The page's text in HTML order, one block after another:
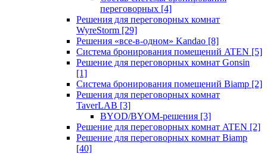
переговорных [4]
Решения для переговорных комнат
WyreStorm [29]
Решения «все-в-одном» Kandao [8]
Система бронирования помещений ATEN [5]
Решение для переговорных комнат Gonsin
[1]
Система бронирования помещений Biamp [2]
Решения для переговорных комнат
TaverLAB [3]
BYOD/BYOM-решения [3]
Решение для переговорных комнат ATEN [2]
Решение для переговорных комнат Biamp
[40]